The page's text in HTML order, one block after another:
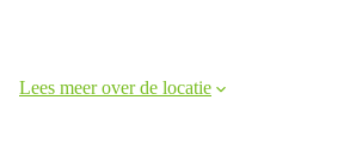
Lees meer over de locatie